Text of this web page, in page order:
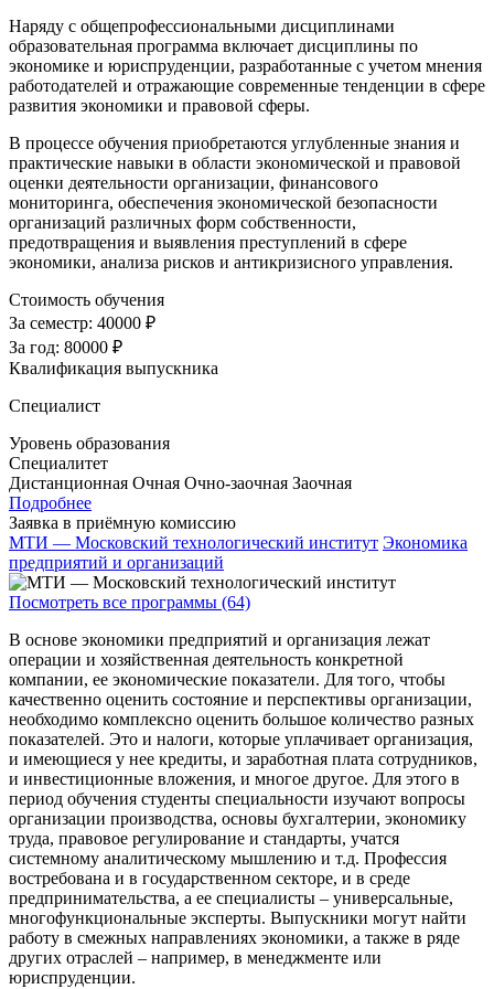
Наряду с общепрофессиональными дисциплинами
образовательная программа включает дисциплины по
экономике и юриспруденции, разработанные с учетом мнения
работодателей и отражающие современные тенденции в сфере
развития экономики и правовой сферы.
В процессе обучения приобретаются углубленные знания и
практические навыки в области экономической и правовой
оценки деятельности организации, финансового
мониторинга, обеспечения экономической безопасности
организаций различных форм собственности,
предотвращения и выявления преступлений в сфере
экономики, анализа рисков и антикризисного управления.
Стоимость обучения
За семестр: 40000 ₽
За год: 80000 ₽
Квалификация выпускника
Специалист
Уровень образования
Специалитет
Дистанционная Очная Очно-заочная Заочная
Подробнее
Заявка в приёмную комиссию
МТИ — Московский технологический институт Экономика
предприятий и организаций
Посмотреть все программы (64)
В основе экономики предприятий и организация лежат
операции и хозяйственная деятельность конкретной
компании, ее экономические показатели. Для того, чтобы
качественно оценить состояние и перспективы организации,
необходимо комплексно оценить большое количество разных
показателей. Это и налоги, которые уплачивает организация,
и имеющиеся у нее кредиты, и заработная плата сотрудников,
и инвестиционные вложения, и многое другое. Для этого в
период обучения студенты специальности изучают вопросы
организации производства, основы бухгалтерии, экономику
труда, правовое регулирование и стандарты, учатся
системному аналитическому мышлению и т.д. Профессия
востребована и в государственном секторе, и в среде
предпринимательства, а ее специалисты – универсальные,
многофункциональные эксперты. Выпускники могут найти
работу в смежных направлениях экономики, а также в ряде
других отраслей – например, в менеджменте или
юриспруденции.